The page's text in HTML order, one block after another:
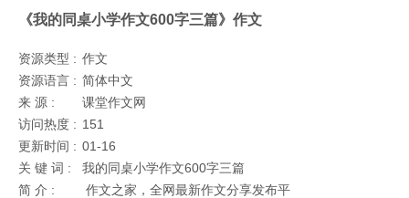
《我的同桌小学作文600字三篇》作文
资源类型 : 作文
资源语言 : 简体中文
来 源 :
课堂作文网
访问热度 : 151
更新时间 : 01-16
关 键 词 :
我的同桌小学作文600字三篇
简 介 :
作文之家，全网最新作文分享发布平